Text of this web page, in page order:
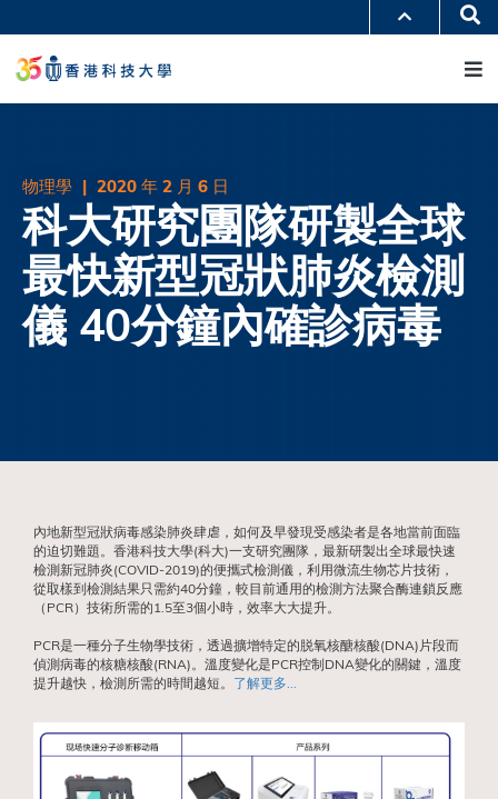
至
容
生活@科大
校園地圖及指南
工作@科大
物理學 | 2020 年 2 月 6 日
科大研究團隊研製全球
最快新型冠狀肺炎檢測
儀 40分鐘內確診病毒
內地新型冠狀病毒感染肺炎肆虐，如何及早發現受感染者是各地當前面臨
的迫切難題。香港科技大學(科大)一支研究團隊，最新研製出全球最快速
檢測新冠肺炎(COVID-2019)的便攜式檢測儀，利用微流生物芯片技術，
從取樣到檢測結果只需約40分鐘，較目前通用的檢測方法聚合酶連鎖反應
（PCR）技術所需的1.5至3個小時，效率大大提升。
PCR是一種分子生物學技術，透過擴增特定的脱氧核醣核酸(DNA)片段而
偵測病毒的核糖核酸(RNA)。溫度變化是PCR控制DNA變化的關鍵，溫度
提升越快，檢測所需的時間越短。 了解更多...